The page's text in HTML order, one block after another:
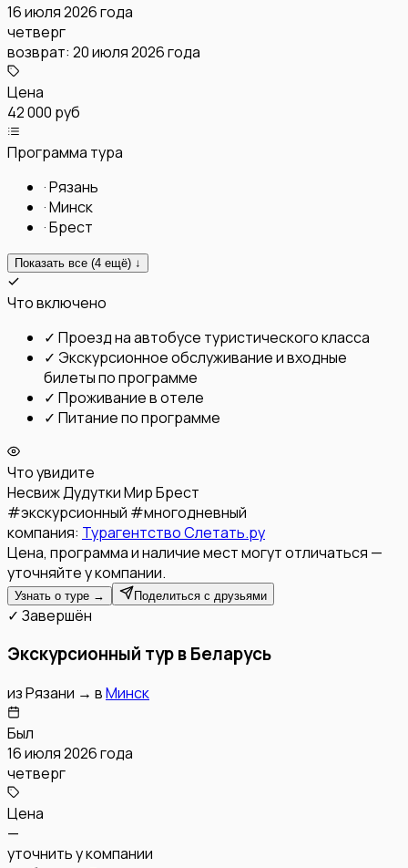
16 июля 2026 года
четверг
возврат: 20 июля 2026 года
Цена
42 000 руб
Программа тура
·Рязань
·Минск
·Брест
Показать все (4 ещё) ↓
Что включено
✓ Проезд на автобусе туристического класса
✓ Экскурсионное обслуживание и входные
билеты по программе
✓ Проживание в отеле
✓ Питание по программе
Что увидите
НесвижДудуткиМирБрест
#экскурсионный #многодневный
компания: Турагентство Слетать.ру
Цена, программа и наличие мест могут отличаться —
уточняйте у компании.
Узнать о туре → Поделиться с друзьями
✓ Завершён
Экскурсионный тур в Беларусь
изРязани → вМинск
Был
16 июля 2026 года
четверг
Цена
—
уточнить у компании